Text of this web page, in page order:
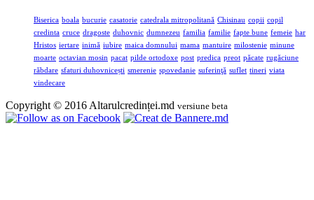
Biserica boala bucurie casatorie catedrala mitropolitană Chisinau copii copil
credinta cruce dragoste duhovnic dumnezeu familia familie fapte bune femeie har
Hristos iertare inimă iubire maica domnului mama mantuire milostenie minune
moarte octavian mosin pacat pilde ortodoxe post predica preot păcate rugăciune
răbdare sfaturi duhovnicești smerenie spovedanie suferinţă suflet tineri viata
vindecare
Copyright © 2016 Altarulcredinței.md versiune beta